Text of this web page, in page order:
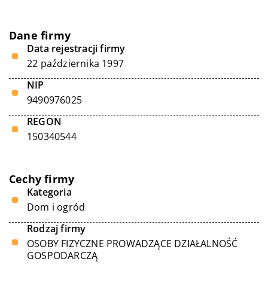
Dane firmy
Data rejestracji firmy
22 października 1997
NIP
9490976025
REGON
150340544
Cechy firmy
Kategoria
Dom i ogród
Rodzaj firmy
OSOBY FIZYCZNE PROWADZĄCE DZIAŁALNOŚĆ
GOSPODARCZĄ